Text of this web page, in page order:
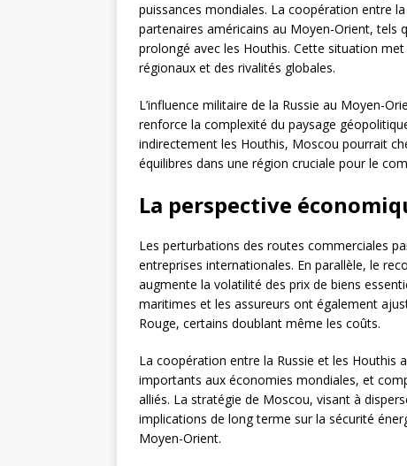
puissances mondiales. La coopération entre
partenaires américains au Moyen-Orient, tels
prolongé avec les Houthis. Cette situation
régionaux et des rivalités globales.
L’influence militaire de la Russie au Moyen-
renforce la complexité du paysage
indirectement les Houthis, Moscou pourrait
équilibres dans une région cruciale pour le
La perspective
Les perturbations des routes commerciales
entreprises internationales. En parallèle, le
augmente la volatilité des prix de biens
maritimes et les assureurs ont également
Rouge, certains doublant même les coûts.
La coopération entre la Russie et les Houthis
importants aux économies mondiales, et
alliés. La stratégie de Moscou, visant à
implications de long terme sur la sécurité
Moyen-Orient.